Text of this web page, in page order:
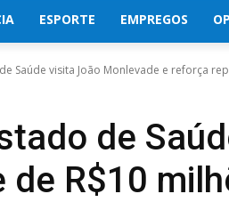
ESPORTE EMPREGOS
Saúde visita João Monlevade e reforça
de
de R$10